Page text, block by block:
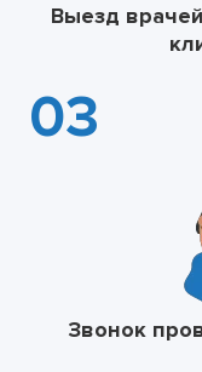
Выезд
Звонок